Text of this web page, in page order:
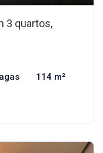
3 quartos,
114 m²